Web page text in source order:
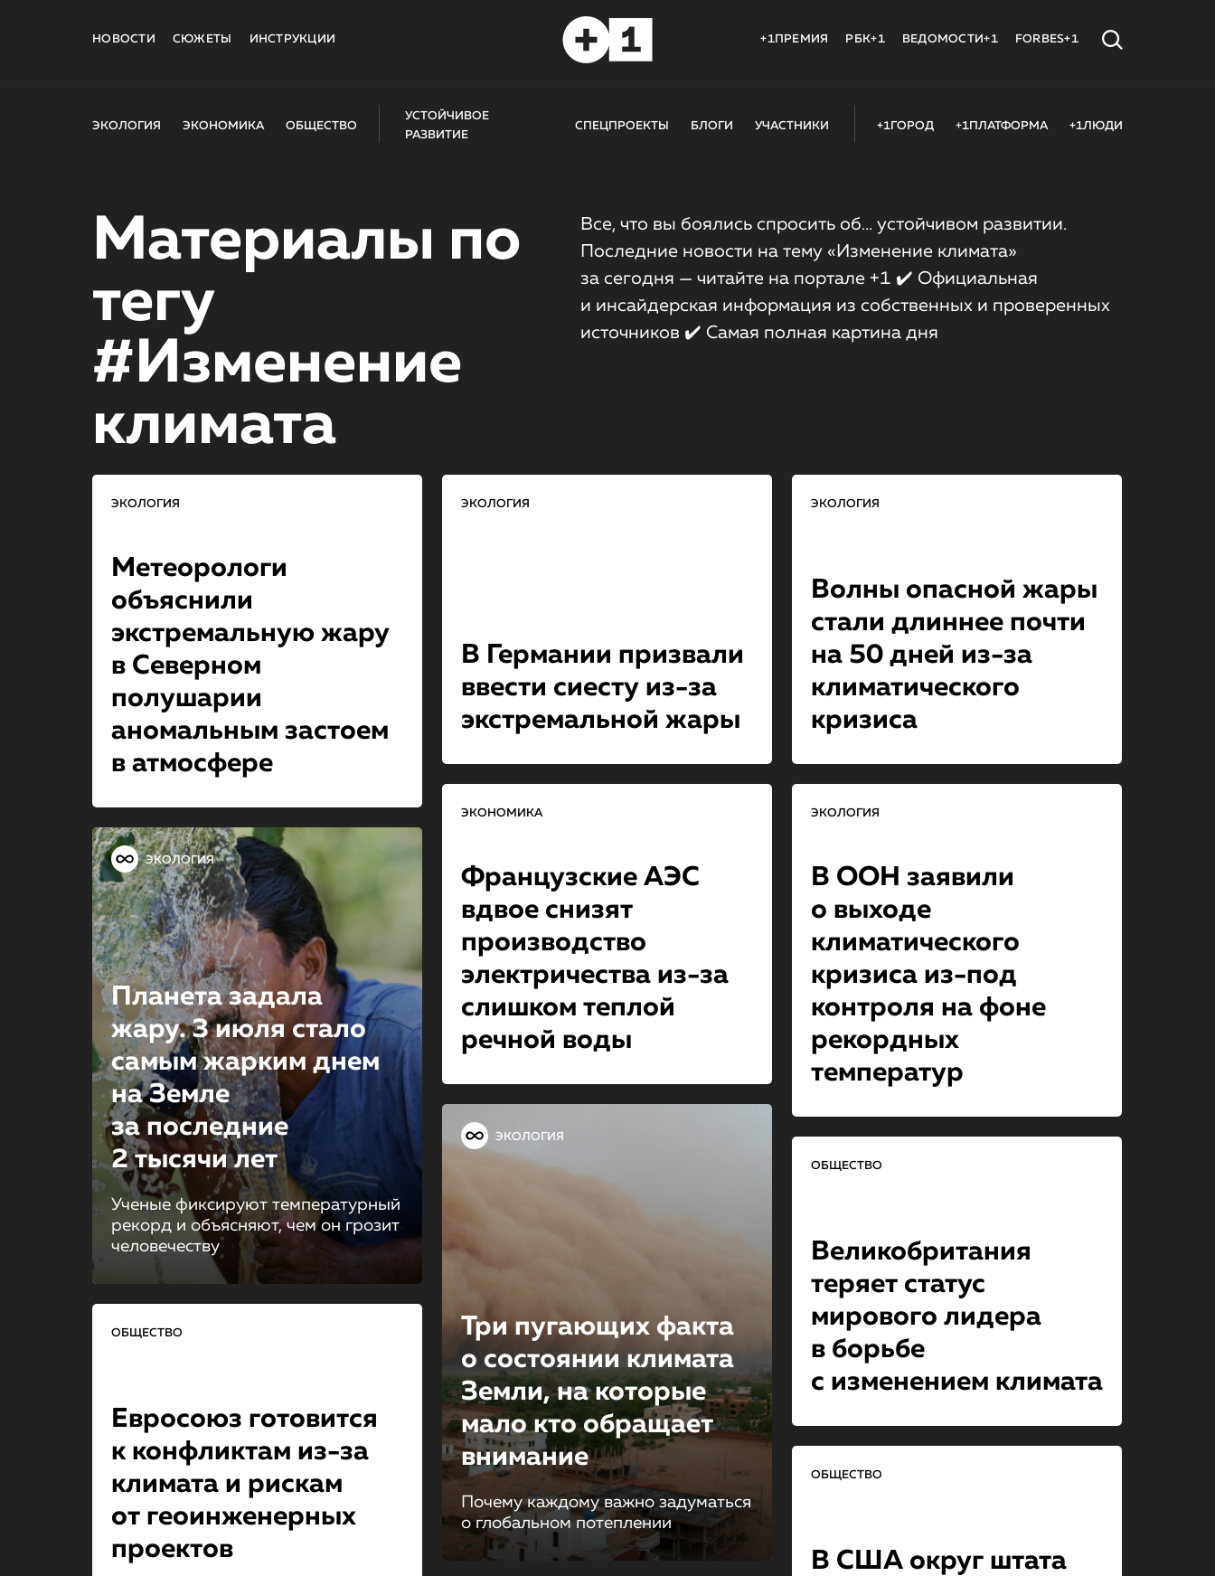
НОВОСТИ СЮЖЕТЫ ИНСТРУКЦИИ +1ПРЕМИЯ РБК+1 ВЕДОМОСТИ+1 FORBES+1
ЭКОЛОГИЯ ЭКОНОМИКА ОБЩЕСТВО
УСТОЙЧИВОЕ
РАЗВИТИЕ
СПЕЦПРОЕКТЫ БЛОГИ УЧАСТНИКИ +1ГОРОД +1ПЛАТФОРМА +1ЛЮДИ
Материалы по
тегу
#Изменение
климата
Все, что вы боялись спросить об... устойчивом развитии.
Последние новости на тему «Изменение климата»
за сегодня — читайте на портале +1 ✔️ Официальная
и инсайдерская информация из собственных и проверенных
источников ✔️ Самая полная картина дня
ЭКОЛОГИЯ
Метеорологи
объяснили
экстремальную жару
в Северном
полушарии
аномальным застоем
в атмосфере
ЭКОЛОГИЯ
В Германии призвали
ввести сиесту из-за
экстремальной жары
ЭКОЛОГИЯ
Волны опасной жары
стали длиннее почти
на 50 дней из-за
климатическо­го
кризиса
ЭКОНОМИКА
Французские АЭС
вдвое снизят
производство
электричества из-за
слишком теплой
речной воды
ЭКОЛОГИЯ
В ООН заявили
о выходе
климатическо­го
кризиса из-под
контроля на фоне
рекордных
температур
ЭКОЛОГИЯ
Планета задала
жару. 3 июля стало
самым жарким днем
на Земле
за последние
2 тысячи лет
Ученые фиксируют температурный
рекорд и объясняют, чем он грозит
человечеству
ЭКОЛОГИЯ
Три пугающих факта
о состоянии климата
Земли, на которые
мало кто обращает
внимание
Почему каждому важно задуматься
о глобальном потеплении
ОБЩЕСТВО
Великобритания
теряет статус
мирового лидера
в борьбе
с изменением климата
ОБЩЕСТВО
Евросоюз готовится
к конфликтам из-за
климата и рискам
от геоинженер­ных
проектов
ОБЩЕСТВО
В США округ штата